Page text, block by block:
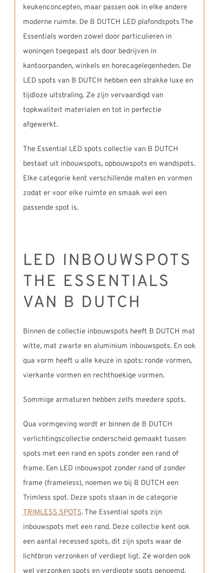
keukenconcepten, maar passen ook in elke andere
moderne ruimte. De B DUTCH LED plafondspots The
Essentials worden zowel door particulieren in
woningen toegepast als door bedrijven in
kantoorpanden, winkels en horecagelegenheden. De
LED spots van B DUTCH hebben een strakke luxe en
tijdloze uitstraling. Ze zijn vervaardigd van
topkwaliteit materialen en tot in perfectie
afgewerkt.
The Essential LED spots collectie van B DUTCH
bestaat uit inbouwspots, opbouwspots en wandspots.
Elke categorie kent verschillende maten en vormen
zodat er voor elke ruimte en smaak wel een
passende spot is.
LED INBOUWSPOTS
THE ESSENTIALS
VAN B DUTCH
Binnen de collectie inbouwspots heeft B DUTCH mat
witte, mat zwarte en aluminium inbouwspots. En ook
qua vorm heeft u alle keuze in spots: ronde vormen,
vierkante vormen en rechthoekige vormen.
Sommige armaturen hebben zelfs meedere spots.
Qua vormgeving wordt er binnen de B DUTCH
verlichtingscollectie onderscheid gemaakt tussen
spots met een rand en spots zonder een rand of
frame. Een LED inbouwspot zonder rand of zonder
frame (frameless), noemen we bij B DUTCH een
Trimless spot. Deze spots staan in de categorie
TRIMLESS SPOTS. The Essential spots zijn
inbouwspots met een rand. Deze collectie kent ook
een aantal recessed spots, dit zijn spots waar de
lichtbron verzonken of verdiept ligt. Ze worden ook